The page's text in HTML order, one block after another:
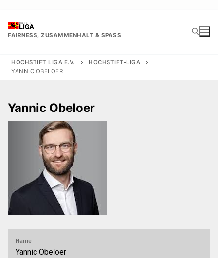
springen
FAIRNESS, ZUSAMMENHALT & SPASS
HOCHSTIFT LIGA E.V.
HOCHSTIFT-LIGA
YANNIC OBELOER
Yannic Obeloer
Name
Yannic Obeloer